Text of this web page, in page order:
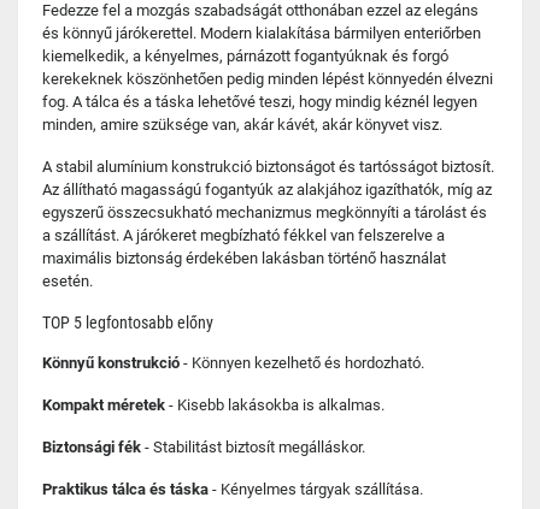
Fedezze fel a mozgás szabadságát otthonában ezzel az elegáns
és könnyű járókerettel. Modern kialakítása bármilyen enteriőrben
kiemelkedik, a kényelmes, párnázott fogantyúknak és forgó
kerekeknek köszönhetően pedig minden lépést könnyedén élvezni
fog. A tálca és a táska lehetővé teszi, hogy mindig kéznél legyen
minden, amire szüksége van, akár kávét, akár könyvet visz.
A stabil alumínium konstrukció biztonságot és tartósságot biztosít.
Az állítható magasságú fogantyúk az alakjához igazíthatók, míg az
egyszerű összecsukható mechanizmus megkönnyíti a tárolást és
a szállítást. A járókeret megbízható fékkel van felszerelve a
maximális biztonság érdekében lakásban történő használat
esetén.
TOP 5 legfontosabb előny
Könnyű konstrukció - Könnyen kezelhető és hordozható.
Kompakt méretek - Kisebb lakásokba is alkalmas.
Biztonsági fék - Stabilitást biztosít megálláskor.
Praktikus tálca és táska - Kényelmes tárgyak szállítása.